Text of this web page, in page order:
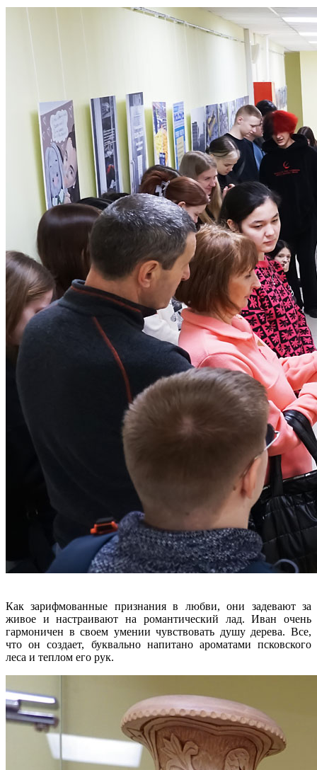
Как зарифмованные признания в любви, они задевают за
живое и настраивают на романтический лад. Иван очень
гармоничен в своем умении чувствовать душу дерева. Все,
что он создает, буквально напитано ароматами псковского
леса и теплом его рук.